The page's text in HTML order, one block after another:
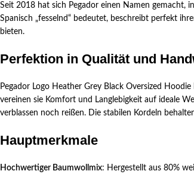
Seit 2018 hat sich Pegador einen Namen gemacht,
Spanisch „fesselnd“ bedeutet, beschreibt perfekt
bieten.
Perfektion in Qualität und
Pegador Logo Heather Grey Black Oversized
vereinen sie Komfort und Langlebigkeit auf ideale
verblassen noch reißen. Die stabilen Kordeln
Hauptmerkmale
Hochwertiger Baumwollmix: Hergestellt aus 80%